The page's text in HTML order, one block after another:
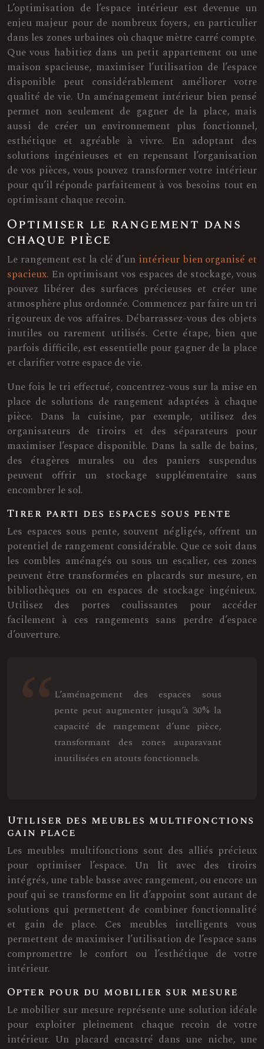
L’optimisation de l’espace intérieur est devenue un
enjeu majeur pour de nombreux foyers, en particulier
dans les zones urbaines où chaque mètre carré compte.
Que vous habitiez dans un petit appartement ou une
maison spacieuse, maximiser l’utilisation de l’espace
disponible peut considérablement améliorer votre
qualité de vie. Un aménagement intérieur bien pensé
permet non seulement de gagner de la place, mais
aussi de créer un environnement plus fonctionnel,
esthétique et agréable à vivre. En adoptant des
solutions ingénieuses et en repensant l’organisation
de vos pièces, vous pouvez transformer votre intérieur
pour qu’il réponde parfaitement à vos besoins tout en
optimisant chaque recoin.
Optimiser le rangement dans
chaque pièce
Le rangement est la clé d’un intérieur bien organisé et
spacieux. En optimisant vos espaces de stockage, vous
pouvez libérer des surfaces précieuses et créer une
atmosphère plus ordonnée. Commencez par faire un tri
rigoureux de vos affaires. Débarrassez-vous des objets
inutiles ou rarement utilisés. Cette étape, bien que
parfois difficile, est essentielle pour gagner de la place
et clarifier votre espace de vie.
Une fois le tri effectué, concentrez-vous sur la mise en
place de solutions de rangement adaptées à chaque
pièce. Dans la cuisine, par exemple, utilisez des
organisateurs de tiroirs et des séparateurs pour
maximiser l’espace disponible. Dans la salle de bains,
des étagères murales ou des paniers suspendus
peuvent offrir un stockage supplémentaire sans
encombrer le sol.
Tirer parti des espaces sous pente
Les espaces sous pente, souvent négligés, offrent un
potentiel de rangement considérable. Que ce soit dans
les combles aménagés ou sous un escalier, ces zones
peuvent être transformées en placards sur mesure, en
bibliothèques ou en espaces de stockage ingénieux.
Utilisez des portes coulissantes pour accéder
facilement à ces rangements sans perdre d’espace
d’ouverture.
L’aménagement des espaces sous
pente peut augmenter jusqu’à 30% la
capacité de rangement d’une pièce,
transformant des zones auparavant
inutilisées en atouts fonctionnels.
Utiliser des meubles multifonctions
gain place
Les meubles multifonctions sont des alliés précieux
pour optimiser l’espace. Un lit avec des tiroirs
intégrés, une table basse avec rangement, ou encore un
pouf qui se transforme en lit d’appoint sont autant de
solutions qui permettent de combiner fonctionnalité
et gain de place. Ces meubles intelligents vous
permettent de maximiser l’utilisation de l’espace sans
compromettre le confort ou l’esthétique de votre
intérieur.
Opter pour du mobilier sur mesure
Le mobilier sur mesure représente une solution idéale
pour exploiter pleinement chaque recoin de votre
intérieur. Un placard encastré dans une niche, une